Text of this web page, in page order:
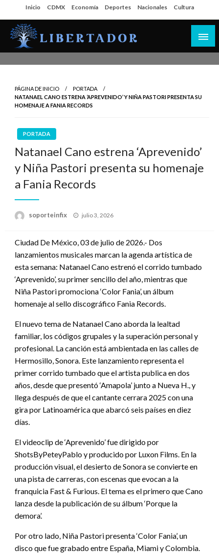
al
contenido
Inicio CDMX Economía Deportes Nacionales Cultura
PÁGINA DE INICIO
PORTADA
NATANAEL CANO ESTRENA ‘APREVENIDO’ Y NIÑA PASTORI PRESENTA SU
HOMENAJE A FANIA RECORDS
PORTADA
Natanael Cano estrena ‘Aprevenido’
y Niña Pastori presenta su homenaje
a Fania Records
soporteinfix
Publicado
julio 3, 2026
Ciudad De México, 03 de julio de 2026.- Dos
lanzamientos musicales marcan la agenda artística de
esta semana: Natanael Cano estrenó el corrido tumbado
‘Aprevenido’, su primer sencillo del año, mientras que
Niña Pastori promociona ‘Color Fania’, un álbum
homenaje al sello discográfico Fania Records.
El nuevo tema de Natanael Cano aborda la lealtad
familiar, los códigos grupales y la superación personal y
profesional. La canción está ambientada en las calles de
Hermosillo, Sonora. Este lanzamiento representa el
primer corrido tumbado que el artista publica en dos
años, desde que presentó ‘Amapola’ junto a Nueva H., y
llega después de que el cantante cerrara 2025 con una
gira por Latinoamérica que abarcó seis países en diez
días.
El videoclip de ‘Aprevenido’ fue dirigido por
ShotsByPeteyPablo y producido por Luxon Films. En la
producción visual, el desierto de Sonora se convierte en
una pista de carreras, con escenas que evocan a la
franquicia Fast & Furious. El tema es el primero que Cano
lanza desde la publicación de su álbum ‘Porque la
demora’.
Por otro lado, Niña Pastori presenta ‘Color Fania’, un
disco que fue grabado entre España, Miami y Colombia.